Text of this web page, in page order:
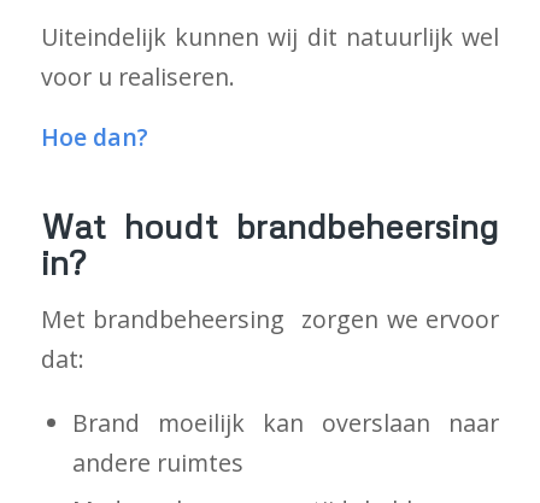
Uiteindelijk kunnen wij dit natuurlijk wel
voor u realiseren.
Hoe dan?
Wat houdt brandbeheersing
in?
Met brandbeheersing zorgen we ervoor
dat:
Brand moeilijk kan overslaan naar
andere ruimtes